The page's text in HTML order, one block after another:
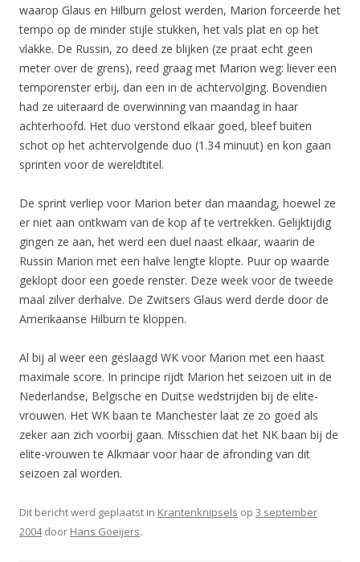
waarop Glaus en Hilburn gelost werden, Marion forceerde het
tempo op de minder stijle stukken, het vals plat en op het
vlakke. De Russin, zo deed ze blijken (ze praat echt geen
meter over de grens), reed graag met Marion weg: liever een
temporenster erbij, dan een in de achtervolging. Bovendien
had ze uiteraard de overwinning van maandag in haar
achterhoofd. Het duo verstond elkaar goed, bleef buiten
schot op het achtervolgende duo (1.34 minuut) en kon gaan
sprinten voor de wereldtitel.
De sprint verliep voor Marion beter dan maandag, hoewel ze
er niet aan ontkwam van de kop af te vertrekken. Gelijktijdig
gingen ze aan, het werd een duel naast elkaar, waarin de
Russin Marion met een halve lengte klopte. Puur op waarde
geklopt door een goede renster. Deze week voor de tweede
maal zilver derhalve. De Zwitsers Glaus werd derde door de
Amerikaanse Hilburn te kloppen.
Al bij al weer een geslaagd WK voor Marion met een haast
maximale score. In principe rijdt Marion het seizoen uit in de
Nederlandse, Belgische en Duitse wedstrijden bij de elite-
vrouwen. Het WK baan te Manchester laat ze zo goed als
zeker aan zich voorbij gaan. Misschien dat het NK baan bij de
elite-vrouwen te Alkmaar voor haar de afronding van dit
seizoen zal worden.
Dit bericht werd geplaatst in Krantenknipsels op 3 september
2004door Hans Goeijers.